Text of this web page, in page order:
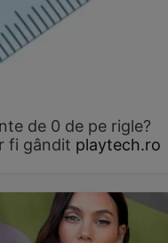
de 0 de pe rigle?
fi gândit playtech.ro